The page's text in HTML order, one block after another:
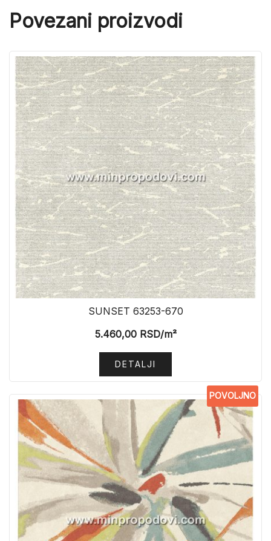
Povezani proizvodi
SUNSET 63253-670
5.460,00RSD/m²
DETALJI
POVOLJNO